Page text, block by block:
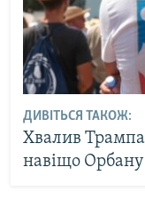
ДИВІТЬСЯ ТАКОЖ:
Хвалив
навіщо Орбану